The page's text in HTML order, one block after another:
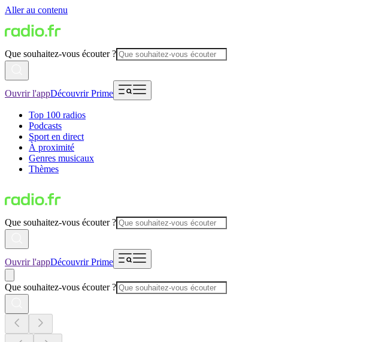
Aller au contenu
Que souhaitez-vous écouter ?
Ouvrir l'appDécouvrir Prime
Top 100 radios
Podcasts
Sport en direct
À proximité
Genres musicaux
Thèmes
Que souhaitez-vous écouter ?
Ouvrir l'appDécouvrir Prime
Que souhaitez-vous écouter ?